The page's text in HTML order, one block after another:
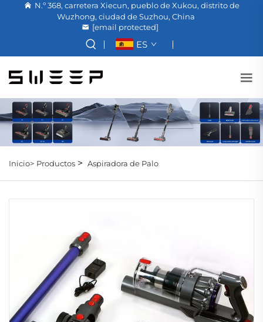
N.º 368, carretera Xiecun, pueblo de Xukou, distrito de
Wuzhong, ciudad de Suzhou, China
[email protected]
ES
Inicio> Productos > Aspiradora de Palo